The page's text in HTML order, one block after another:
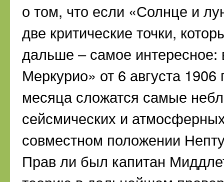
о том, что если «Солнце и
две критические точки,
дальше – самое интересное:
Меркурио» от 6 августа 1906
месяца сложатся самые
сейсмических и
совместном положении
Прав ли был капитан